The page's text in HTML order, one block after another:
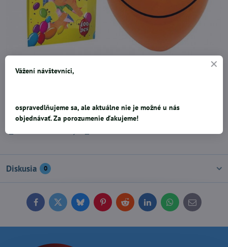
0,11 €
Diskusia 0
FacebookTwitterBlueskyPinterestReddit LinkedInWhatsApp
E-
mail
Vážení návštevníci,
ospravedlňujeme sa, ale aktuálne nie je možné u nás
objednávať. Za porozumenie ďakujeme!